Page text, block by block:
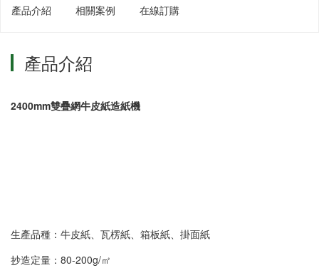
產品介紹 相關案例 在線訂購
產品介紹
2400mm雙疊網牛皮紙造紙機
生產品種：牛皮紙、瓦楞紙、箱板紙、掛面紙
抄造定量：80-200g/㎡